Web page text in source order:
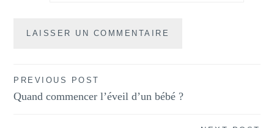
Navigation
de
PREVIOUS POST
Quand commencer l’éveil d’un bébé ?